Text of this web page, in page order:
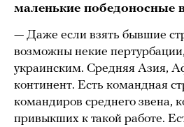
маленькие победоносные
— Даже если взять бывшие
возможны некие
украинским. Средняя Азия,
континент. Есть командная
командиров среднего звена,
привыкших к такой работе.